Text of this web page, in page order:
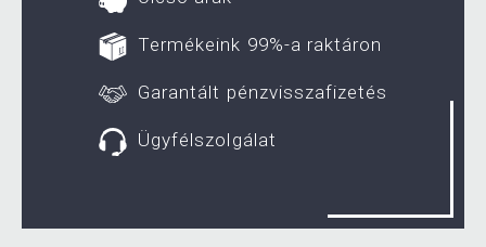
Termékeink 99%-a raktáron
Garantált pénzvisszafizetés
Ügyfélszolgálat